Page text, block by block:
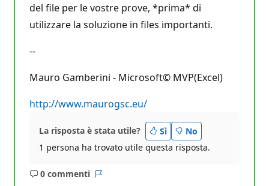
del file per le vostre prove, *prima* di
utilizzare la soluzione in files importanti.
--
Mauro Gamberini - Microsoft© MVP(Excel)
http://www.maurogsc.eu/
La risposta è stata utile? Sì
No
1 persona ha trovato utile questa risposta.
0 commenti
Nessun